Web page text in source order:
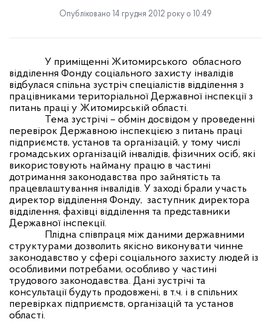
Опубліковано 14 грудня 2012 року о 10:49
У приміщенні Житомирського обласного
відділення Фонду соціального захисту інвалідів
відбулася спільна зустріч спеціалістів відділення з
працівниками територіальної Державної інспекції з
питань праці у Житомирській області.
Тема зустрічі – обмін досвідом у проведенні
перевірок Державною інспекцією з питань праці
підприємств, установ та організацій, у тому числі
громадських організацій інвалідів, фізичних осіб, які
використовують найману працю в частині
дотримання законодавства про зайнятість та
працевлаштування інвалідів. У заході брали участь
директор відділення Фонду, заступник директора
відділення, фахівці відділення та представники
Державної інспекції.
Плідна співпраця між даними державними
структурами дозволить якісно виконувати чинне
законодавство у сфері соціального захисту людей із
особливими потребами, особливо у частині
трудового законодавства. Дані зустрічі та
консультації будуть продовжені, в т.ч. і в спільних
перевірках підприємств, організацій та установ
області.